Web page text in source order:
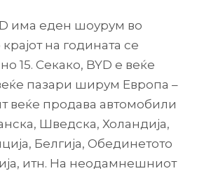
има еден шоурум во
на годината се
15. Секако, BYD е веќе
пазари ширум Европа –
веќе продава автомобили
Шведска, Холандија,
Белгија, Обединетото
итн. На неодамнешниот